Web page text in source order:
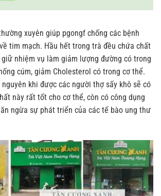
xuyên giúp pgongf chống các bệnh
tim mạch. Hầu hết trong trà đều chứa chất
nhiệm vụ làm giảm lượng đường có trong
cúm, giảm Cholesterol có trong cơ thể.
khi được các người thợ sấy khô sẽ có
này rất tốt cho cơ thể, còn có công dụng
ngừa sự phát triển của các tế bào ung thư